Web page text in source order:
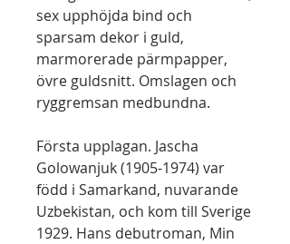
sex upphöjda bind och
sparsam dekor i guld,
marmorerade pärmpapper,
övre guldsnitt. Omslagen och
ryggremsan medbundna.
Första upplagan. Jascha
Golowanjuk (1905-1974) var
född i Samarkand, nuvarande
Uzbekistan, och kom till Sverige
1929. Hans debutroman, Min